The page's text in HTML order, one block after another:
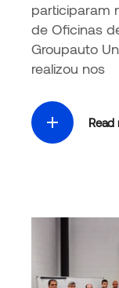
participaram
de Oficinas
Groupauto
realizou nos
Read